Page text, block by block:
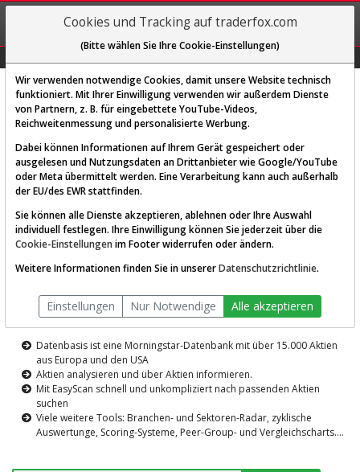
REGIS-
TRIEREN
Diese Funktion ist nur für
AKTIEN-TERMINAL
Die Aktienanalyse-Plattform von
TraderFox
Datenbasis ist eine Morningstar-Datenbank mit über 15.000 Aktien
aus Europa und den USA
Aktien analysieren und über Aktien informieren.
Mit EasyScan schnell und unkompliziert nach passenden Aktien
suchen
Viele weitere Tools: Branchen- und Sektoren-Radar, zyklische
Auswertunge, Scoring-Systeme, Peer-Group- und Vergleichscharts....
Cookies und Tracking auf traderfox.com
(Bitte wählen Sie Ihre Cookie-Einstellungen)
Wir verwenden notwendige Cookies, damit unsere Website technisch
funktioniert. Mit Ihrer Einwilligung verwenden wir außerdem Dienste
von Partnern, z. B. für eingebettete YouTube-Videos,
Reichweitenmessung und personalisierte Werbung.
Dabei können Informationen auf Ihrem Gerät gespeichert oder
ausgelesen und Nutzungsdaten an Drittanbieter wie Google/YouTube
oder Meta übermittelt werden. Eine Verarbeitung kann auch außerhalb
der EU/des EWR stattfinden.
Sie können alle Dienste akzeptieren, ablehnen oder Ihre Auswahl
individuell festlegen. Ihre Einwilligung können Sie jederzeit über die
Cookie-Einstellungen im Footer widerrufen oder ändern.
Weitere Informationen finden Sie in unsererDatenschutzrichtlinie.
Einstellungen Nur Notwendige Alle akzeptieren